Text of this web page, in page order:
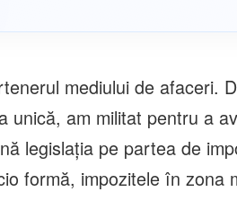
mediului de afaceri.
unică, am militat pentru a
legislaţia pe partea de
formă, impozitele în zona